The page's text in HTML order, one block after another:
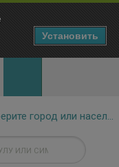
Установить